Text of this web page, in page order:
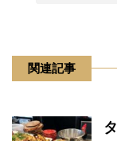
関連記事